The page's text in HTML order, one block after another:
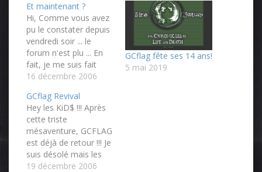
Et maintenant ?
Hi, Comme vous avez
pu le constater depuis
vendredi soir ... le
forum n'est plu ... En
fait, je me suis fait
hacker le forum, et
ont été supprimé :/ Ne
sachant quoi faire je
m'adresse à VOUS en
premier lieu .. vous les
plus "concernées"
par…
16 décembre 2006
GCflag fête ses 14 ans!
5 mai 2019
GCflag Revival
Hey les KiD$ !!! Après
cette triste
mésaventure, GCFLAG
est déjà de retour !!! Je
suis désolé mais les
comptes utilisateurs
19 décembre 2006